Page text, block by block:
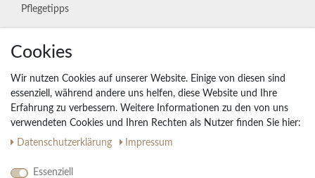
Pflegetipps
Unternehmen
Widerrufs­recht
Vertrag widerrufen
Impressum
Daten­schutz­erklärung
AGB
Cookies
Wir nutzen Cookies auf unserer Website. Einige von diesen sind
essenziell, während andere uns helfen, diese Website und Ihre
Erfahrung zu verbessern. Weitere Informationen zu den von uns
verwendeten Cookies und Ihren Rechten als Nutzer finden Sie hier:
Daten­schutz­erklärung
Impressum
Essenziell